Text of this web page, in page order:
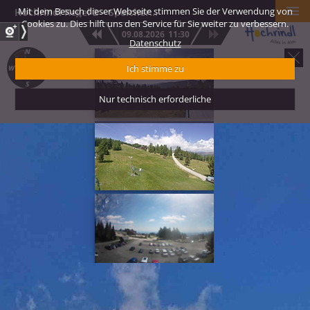
Mit dem Besuch dieser Webseite stimmen Sie der Verwendung von
Cookies zu. Dies hilft uns den Service für Sie weiter zu verbessern.
Datenschutz
Ich stimme zu
Nur technisch erforderliche
Hochrindl Kegel 2 – Speicherteich Blickrichtung Panorama Speikkofel
09.08.2026 11:30
Hochrindl Kegel
Süd